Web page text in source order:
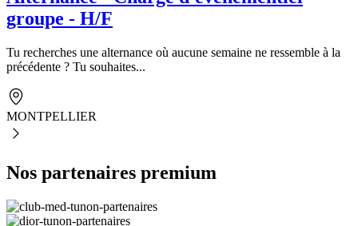
groupe - H/F
Tu recherches une alternance où aucune semaine ne ressemble à la
précédente ? Tu souhaites...
MONTPELLIER
Nos partenaires premium